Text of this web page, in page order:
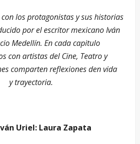
los protagonistas y sus historias
por el escritor mexicano Iván
Medellín. En cada capitulo
con artistas del Cine, Teatro y
comparten reflexiones den vida
y trayectoria.
Uriel: Laura Zapata